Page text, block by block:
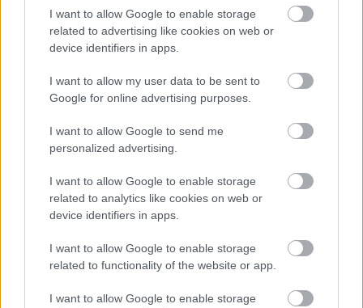
I want to allow Google to enable storage
related to advertising like cookies on web or
device identifiers in apps.
I want to allow my user data to be sent to
Google for online advertising purposes.
I want to allow Google to send me
personalized advertising.
I want to allow Google to enable storage
related to analytics like cookies on web or
device identifiers in apps.
I want to allow Google to enable storage
related to functionality of the website or app.
I want to allow Google to enable storage